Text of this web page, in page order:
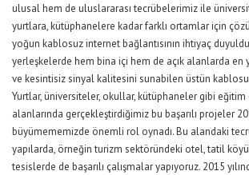
ulusal hem de uluslararası tecrübelerimiz ile
yurtlara, kütüphanelere kadar farklı ortamlar için
yoğun kablosuz internet bağlantısının ihtiyaç
yerleşkelerde hem bina içi hem de açık alanlarda en
ve kesintisiz sinyal kalitesini sunabilen üstün
Yurtlar, üniversiteler, okullar, kütüphaneler gibi eğitim
alanlarında gerçekleştirdiğimiz bu başarılı projeler
büyümememizde önemli rol oynadı. Bu alandaki
yapılarda, örneğin turizm sektöründeki otel, tatil
tesislerde de başarılı çalışmalar yapıyoruz. 2015